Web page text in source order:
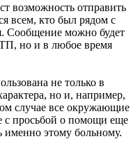
возможность отправить
всем, кто был рядом с
Сообщение можно будет
но и в любое время
не только в
но и, например,
случае все окружающие
с просьбой о помощи еще
этому больному.